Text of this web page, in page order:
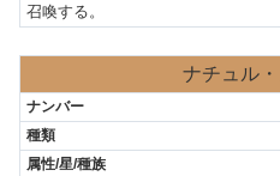
召喚する。
ナチュル